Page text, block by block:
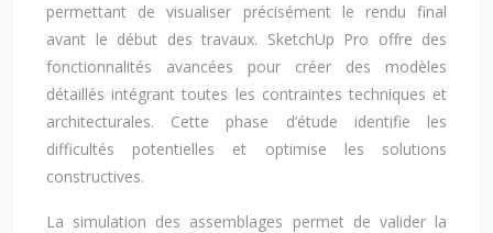
permettant de visualiser précisément le rendu final
avant le début des travaux. SketchUp Pro offre des
fonctionnalités avancées pour créer des modèles
détaillés intégrant toutes les contraintes techniques et
architecturales. Cette phase d’étude identifie les
difficultés potentielles et optimise les solutions
constructives.
La simulation des assemblages permet de valider la